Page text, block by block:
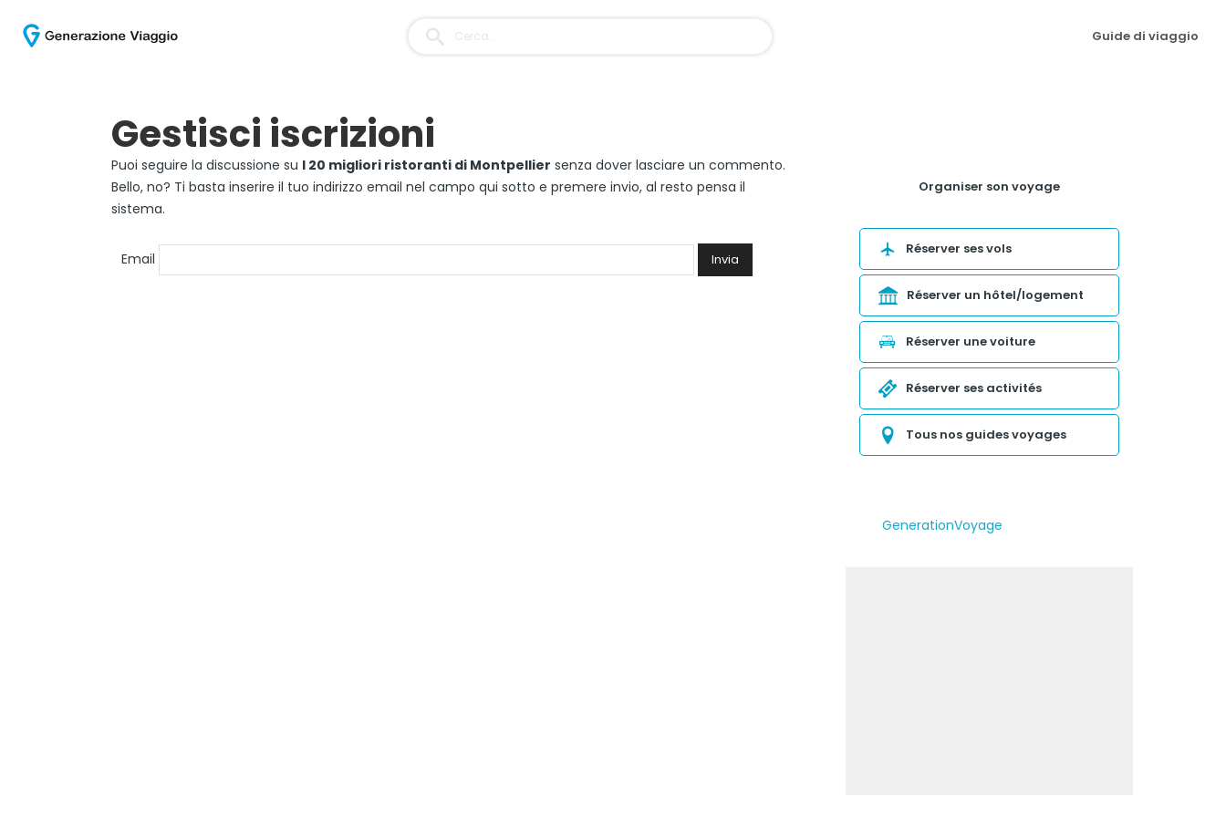
Guide di viaggio
Gestisci iscrizioni
Puoi seguire la discussione su I 20 migliori ristoranti di Montpellier senza dover lasciare un commento.
Bello, no? Ti basta inserire il tuo indirizzo email nel campo qui sotto e premere invio, al resto pensa il
sistema.
Email
Organiser son voyage
Réserver ses vols
Réserver un hôtel/logement
Réserver une voiture
Réserver ses activités
Tous nos guides voyages
GenerationVoyage